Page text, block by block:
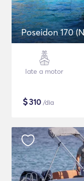
Poseidon 170
Iate a motor
$310 /dia